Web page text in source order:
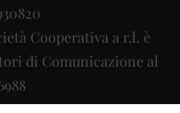
Cooperativa a r.l. è
di Comunicazione al